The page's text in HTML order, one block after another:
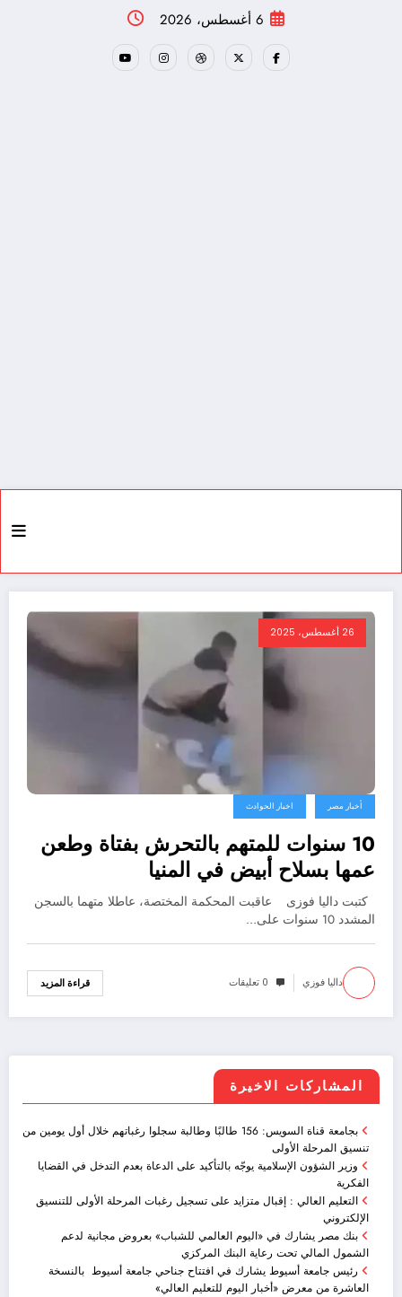
6 أغسطس، 2026
26 أغسطس، 2025
أخبار مصر اخبار الحوادث
10 سنوات للمتهم بالتحرش بفتاة وطعن
عمها بسلاح أبيض في المنيا
كتبت داليا فوزى عاقبت المحكمة المختصة، عاطلا متهما بالسجن
المشدد 10 سنوات على…
داليا فوزي 0 تعليقات قراءة المزيد
المشاركات الاخيرة
بجامعة قناة السويس: 156 طالبًا وطالبة سجلوا رغباتهم خلال أول يومين من
تنسيق المرحلة الأولى
وزير الشؤون الإسلامية يوجّه بالتأكيد على الدعاة بعدم التدخل في القضايا
الفكرية
التعليم العالي : إقبال متزايد على تسجيل رغبات المرحلة الأولى للتنسيق
الإلكتروني
بنك مصر يشارك في «اليوم العالمي للشباب» بعروض مجانية لدعم
الشمول المالي تحت رعاية البنك المركزي
رئيس جامعة أسيوط يشارك في افتتاح جناحي جامعة أسيوط بالنسخة
العاشرة من معرض «أخبار اليوم للتعليم العالي»